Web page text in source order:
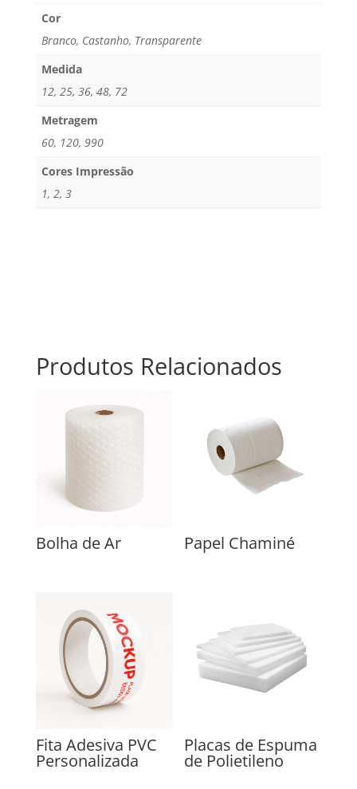
Cor
Branco, Castanho, Transparente
Medida
12, 25, 36, 48, 72
Metragem
60, 120, 990
Cores Impressão
1, 2, 3
Produtos Relacionados
Bolha de Ar Papel Chaminé
Fita Adesiva PVC
Personalizada
Placas de Espuma
de Polietileno